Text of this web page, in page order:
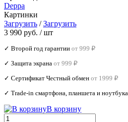
Deppa
Картинки
Загрузить /Загрузить
3 990 руб. / шт
✓ Второй год гарантии от 999 ₽
✓ Защита экрана от 999 ₽
✓ Сертификат Честный обмен от 1999 ₽
✓ Trade‑in смартфона, планшета и ноутбука
В корзину